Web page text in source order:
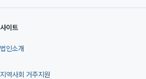
사이트
법인소개
지역사회 거주지원